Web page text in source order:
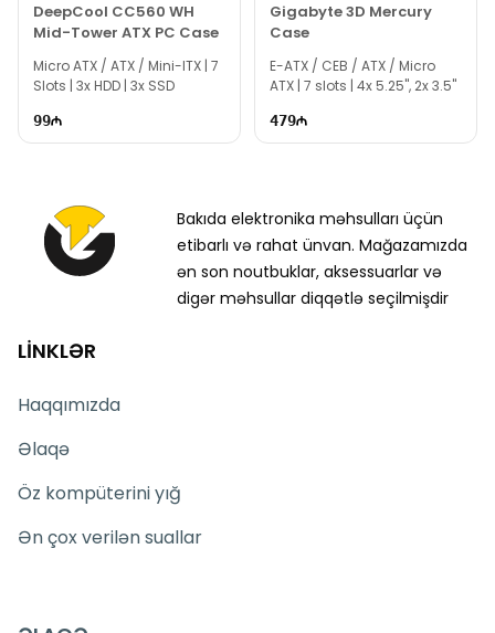
DeepCool CC560 WH
Mid-Tower ATX PC Case
Micro ATX / ATX / Mini-ITX | 7
Slots | 3x HDD | 3x SSD
99
Gigabyte 3D Mercury
Case
E-ATX / CEB / ATX / Micro
ATX | 7 slots | 4x 5.25", 2x 3.5"
479
Bakıda elektronika məhsulları üçün
etibarlı və rahat ünvan. Mağazamızda
ən son noutbuklar, aksessuarlar və
digər məhsullar diqqətlə seçilmişdir
LİNKLƏR
Haqqımızda
Əlaqə
Öz kompüterini yığ
Ən çox verilən suallar